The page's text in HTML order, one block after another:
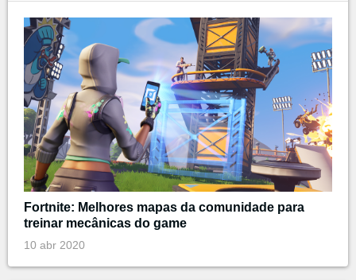
Fortnite: Melhores mapas da comunidade para
treinar mecânicas do game
10 abr 2020